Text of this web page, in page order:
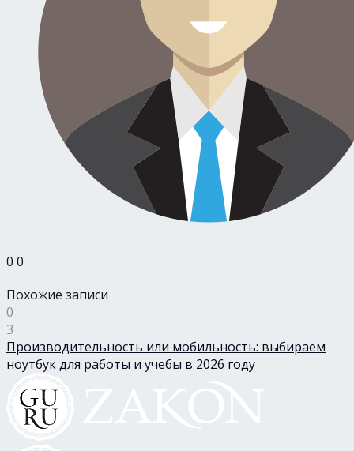
0 0
Похожие записи
0
3
Производительность или мобильность: выбираем
ноутбук для работы и учебы в 2026 году